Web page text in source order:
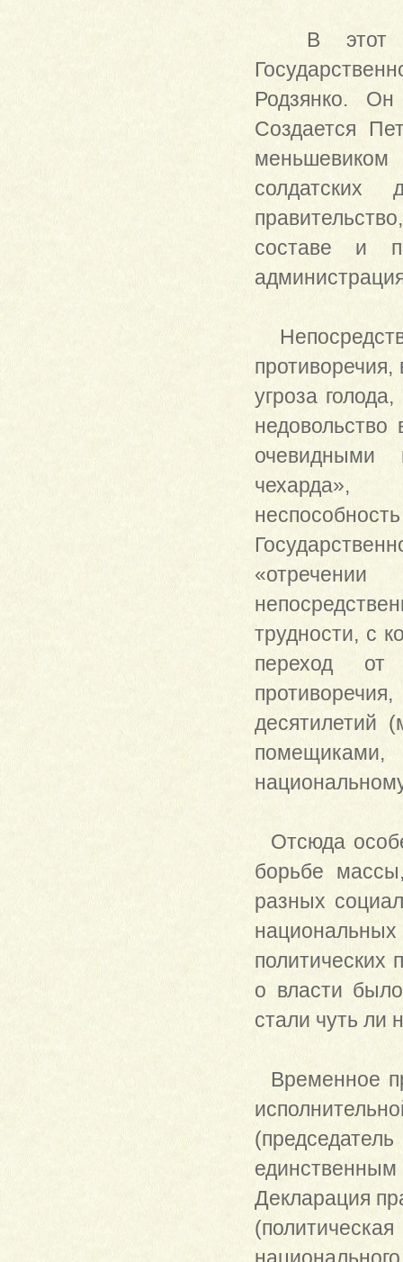
В этот же
Родзянко.
Создается
солдатских
составе и
угроза
очевидными
чехарда»,
трудности, с
переход от
десятилетий
Отсюда
борьбе
разных
политических
о власти
стали чуть ли
Временное
Декларация